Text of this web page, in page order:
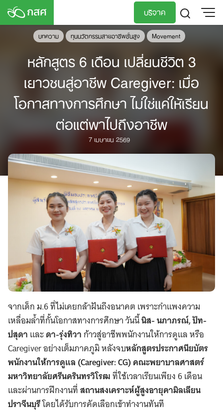
Skip
บริจาค
TH
บทความ ทุนนวัตกรรมสายอาชีพชั้นสูง Movement
หลักสูตร 6 เดือน เปลี่ยนชีวิต 3
เยาวชนสู่อาชีพ Caregiver: เมื่อ
โอกาสทางการศึกษา ไม่ใช่แค่ให้เรียน
ต่อแต่พาไปถึงอาชีพ
7 เมษายน 2569
จากเด็ก ม.6 ที่ไม่เคยกล้าฝันถึงอนาคต เพราะกำแพงความ
เหลื่อมล้ำที่กั้นโอกาสทางการศึกษา วันนี้นิส- นภาภรณ์, ปัท-
ปสุดา และดา-รุ่งทิวาก้าวสู่อาชีพพนักงานให้การดูแล หรือ
Caregiver อย่างเต็มภาคภูมิ หลังจบหลักสูตรประกาศนียบัตร
พนักงานให้การดูแล (Caregiver: CG) คณะพยาบาลศาสตร์
มหาวิทยาลัยศรีนครินทรวิโรฒที่ใช้เวลาเรียนเพียง 6 เดือน
และผ่านการฝึกงานที่สถานสงเคราะห์ผู้สูงอายุคามิลเลียน
ปราจีนบุรีโดยได้รับการคัดเลือกเข้าทำงานทันที